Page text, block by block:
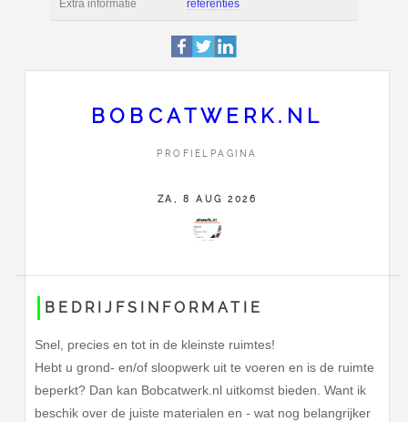
BOBCATWERK.NL
PROFIELPAGINA
ZA, 8 AUG 2026
BEDRIJFSINFORMATIE
Snel, precies en tot in de kleinste ruimtes!
Hebt u grond- en/of sloopwerk uit te voeren en is de ruimte
beperkt? Dan kan Bobcatwerk.nl uitkomst bieden. Want ik
beschik over de juiste materialen en - wat nog belangrijker